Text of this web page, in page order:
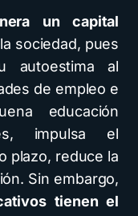
un capital
sociedad, pues
autoestima al
de empleo e
educación
impulsa el
plazo, reduce la
Sin embargo,
tienen el